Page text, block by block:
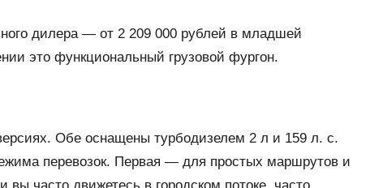
дилера — от 2 209 000 рублей в младшей
это функциональный грузовой фургон.
Обе оснащены турбодизелем 2 л и 159 л. с.
перевозок. Первая — для простых маршрутов и